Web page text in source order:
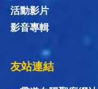
活動影片
影音專輯
友站連結